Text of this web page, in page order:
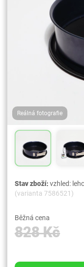
Reálná fotografie
Stav zboží:vzhled:
(varianta 7586521)
Běžná cena
828 Kč